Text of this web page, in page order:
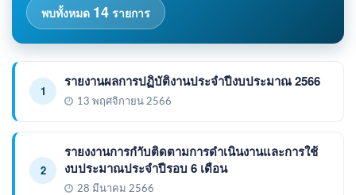
พบทั้งหมด 14 รายการ
1
รายงานผลการปฏิบัติงานประจำปีงบประมาณ 2566
13 พฤศจิกายน 2566
2
รายงงานการกำับติดตามการดำเนินงานและการใช้
งบประมาณประจำปีรอบ 6 เดือน
28 มีนาคม 2566